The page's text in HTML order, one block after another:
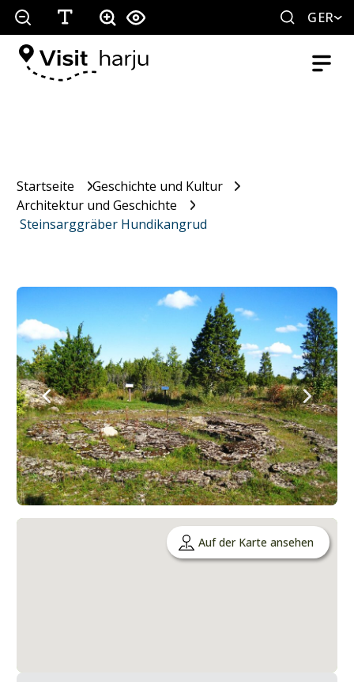
GER
Startseite
Geschichte und Kultur
Architektur und Geschichte
Steinsarggräber Hundikangrud
Auf der Karte ansehen